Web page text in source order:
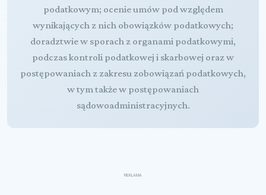
podatkowym; ocenie umów pod względem
wynikających z nich obowiązków podatkowych;
doradztwie w sporach z organami podatkowymi,
podczas kontroli podatkowej i skarbowej oraz w
postępowaniach z zakresu zobowiązań podatkowych,
w tym także w postępowaniach
sądowoadministracyjnych.
REKLAMA